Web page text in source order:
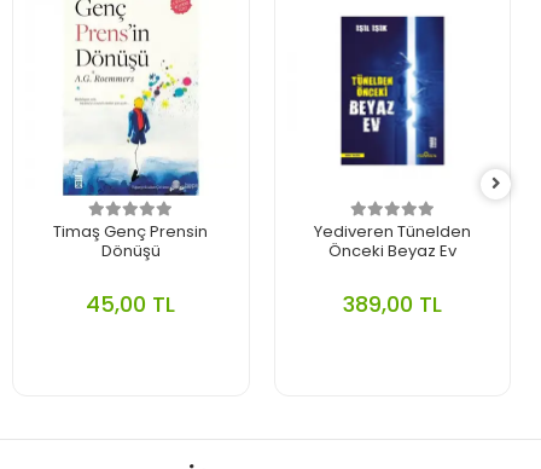
Timaş Genç Prensin
Dönüşü
45,00 TL
Yediveren Tünelden
Önceki Beyaz Ev
389,00 TL